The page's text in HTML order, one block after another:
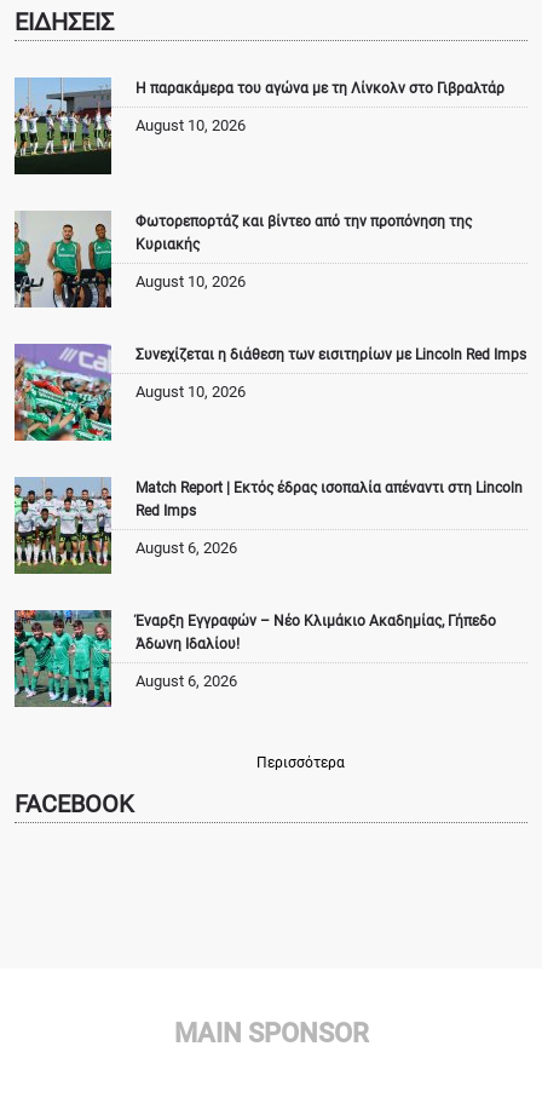
ΕΙΔΗΣΕΙΣ
Η παρακάμερα του αγώνα με τη Λίνκολν στο Γιβραλτάρ
August 10, 2026
Φωτορεπορτάζ και βίντεο από την προπόνηση της
Κυριακής
August 10, 2026
Συνεχίζεται η διάθεση των εισιτηρίων με Lincoln Red Imps
August 10, 2026
Match Report | Εκτός έδρας ισοπαλία απέναντι στη Lincoln
Red Imps
August 6, 2026
Έναρξη Εγγραφών – Νέο Κλιμάκιο Ακαδημίας, Γήπεδο
Άδωνη Ιδαλίου!
August 6, 2026
Περισσότερα
FACEBOOK
MAIN SPONSOR